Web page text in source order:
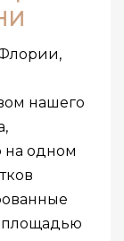
нашего
на одном
площадью